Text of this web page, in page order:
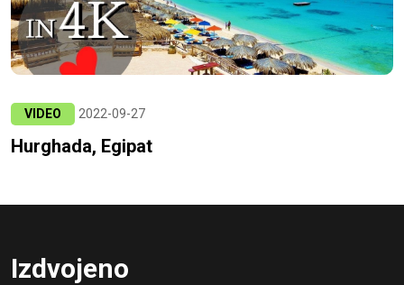
VIDEO 2022-09-27
Hurghada, Egipat
Izdvojeno